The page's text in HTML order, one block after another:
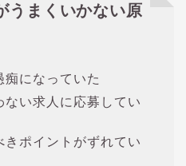
うまくいかない原
になっていた
ない求人に応募してい
ポイントがずれてい